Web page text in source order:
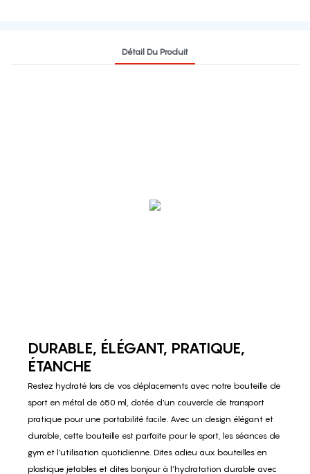
Détail Du Produit
DURABLE, ÉLÉGANT, PRATIQUE,
ÉTANCHE
Restez hydraté lors de vos déplacements avec notre bouteille de
sport en métal de 650 ml, dotée d'un couvercle de transport
pratique pour une portabilité facile. Avec un design élégant et
durable, cette bouteille est parfaite pour le sport, les séances de
gym et l'utilisation quotidienne. Dites adieu aux bouteilles en
plastique jetables et dites bonjour à l’hydratation durable avec